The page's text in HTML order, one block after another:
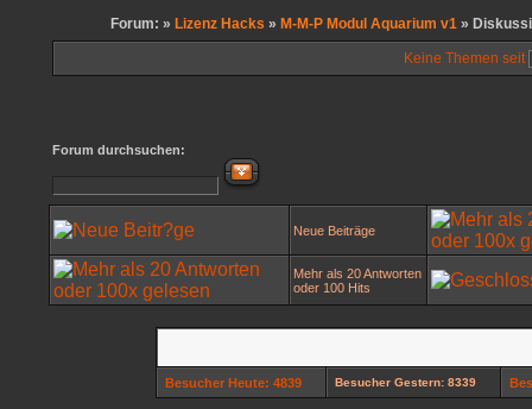
Forum: » Lizenz Hacks » M-M-P Modul Aquarium v1 »
Keine Themen seit
Forum durchsuchen:
Neue Beiträge
Mehr als 20 Antworten
oder 100 Hits
Besucher Heute: 4839 Besucher Gestern: 8339